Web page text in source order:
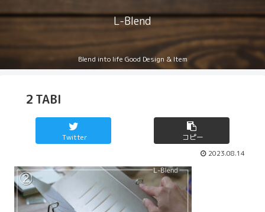
L-Blend
Blend into life Good Design & Item
２TABI
Twitter コピー
2023.08.14